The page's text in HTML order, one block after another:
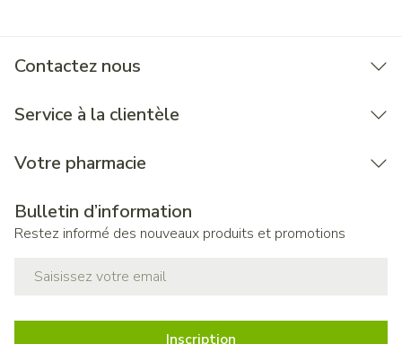
Contactez nous
Service à la clientèle
Votre pharmacie
Bulletin d’information
Restez informé des nouveaux produits et promotions
Inscription